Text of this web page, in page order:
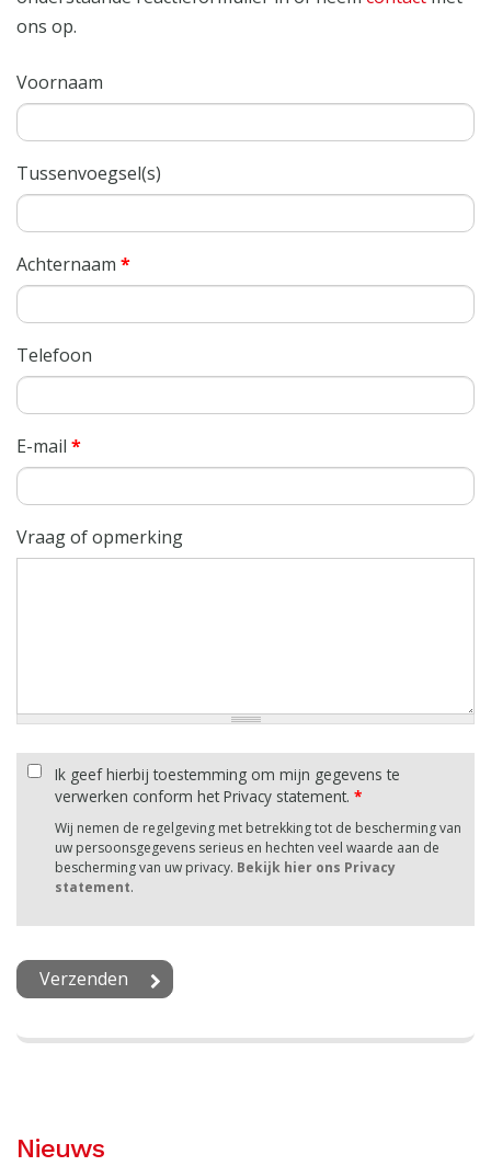
ons op.
Voornaam
Tussenvoegsel(s)
Achternaam *
Telefoon
E-mail *
Vraag of opmerking
Ik geef hierbij toestemming om mijn gegevens te
verwerken conform het Privacy statement. *
Wij nemen de regelgeving met betrekking tot de bescherming van
uw persoonsgegevens serieus en hechten veel waarde aan de
bescherming van uw privacy. Bekijk hier ons Privacy
statement.
Nieuws